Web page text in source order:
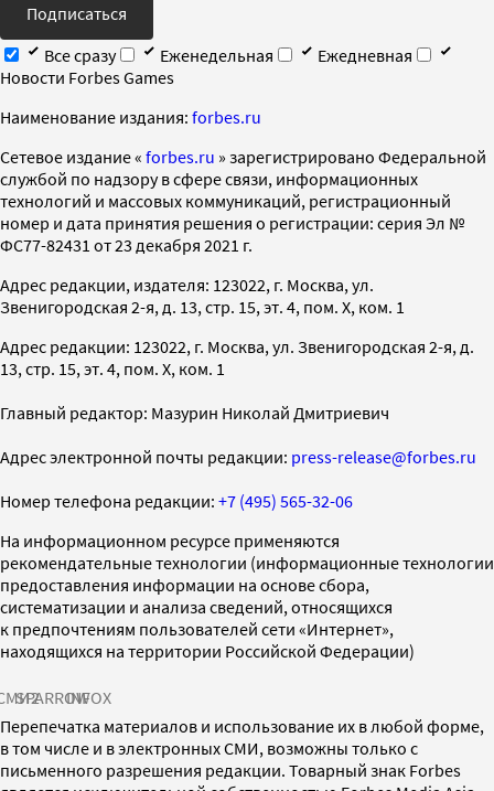
Подписаться
Все сразу
Еженедельная
Ежедневная
Новости Forbes Games
Наименование издания: forbes.ru
Cетевое издание « forbes.ru » зарегистрировано Федеральной
службой по надзору в сфере связи, информационных
технологий и массовых коммуникаций, регистрационный
номер и дата принятия решения о регистрации: серия Эл №
ФС77-82431 от 23 декабря 2021 г.
Адрес редакции, издателя: 123022, г. Москва, ул.
Звенигородская 2-я, д. 13, стр. 15, эт. 4, пом. X, ком. 1
Адрес редакции: 123022, г. Москва, ул. Звенигородская 2-я, д.
13, стр. 15, эт. 4, пом. X, ком. 1
Главный редактор: Мазурин Николай Дмитриевич
Адрес электронной почты редакции: press-release@forbes.ru
Номер телефона редакции: +7 (495) 565-32-06
На информационном ресурсе применяются
рекомендательные технологии (информационные технологии
предоставления информации на основе сбора,
систематизации и анализа сведений, относящихся
к предпочтениям пользователей сети «Интернет»,
находящихся на территории Российской Федерации)
SPARROWINFOX
Перепечатка материалов и использование их в любой форме,
в том числе и в электронных СМИ, возможны только с
письменного разрешения редакции. Товарный знак Forbes